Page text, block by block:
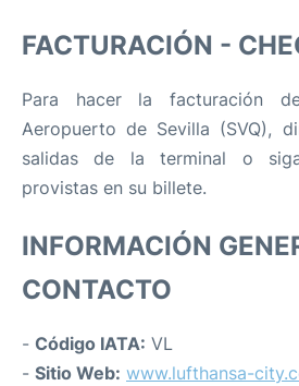
FACTURACIÓN -
Para hacer la facturación
Aeropuerto de Sevilla (SVQ),
salidas de la terminal o
provistas en su billete.
INFORMACIÓN
CONTACTO
- Código IATA: VL
- Sitio Web: www.lufthansa-